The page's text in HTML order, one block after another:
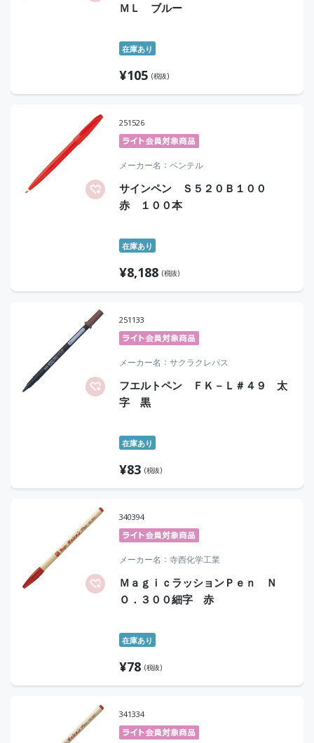
ＭＬ ブルー
在庫あり
¥105 (税抜)
251526
メーカー名 ペンテル
サインペン Ｓ５２０Ｂ１００
赤 １００本
在庫あり
¥8,188 (税抜)
251133
メーカー名 サクラクレパス
フエルトペン ＦＫ－Ｌ＃４９ 太
字 黒
在庫あり
¥83 (税抜)
340394
メーカー名 寺西化学工業
ＭａｇｉｃラッションＰｅｎ Ｎ
Ｏ．３００細字 赤
在庫あり
¥78 (税抜)
341334